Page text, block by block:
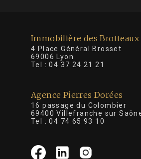
Immobilière des Brotteaux
4 Place Général
69006 Lyon
Tel :04 37 24 21 21
Agence Pierres Dorées
16 passage du Colombier
69400 Villefranche sur
Tel :04 74 65 93 10